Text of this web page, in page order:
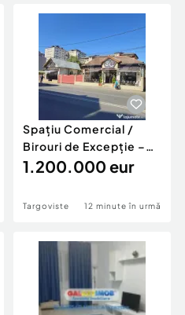
profesionale
Spațiu Comercial /
Birouri de Excepție –
Zonă Centrală
1.200.000 eur
Targoviste 12 minute în urmă